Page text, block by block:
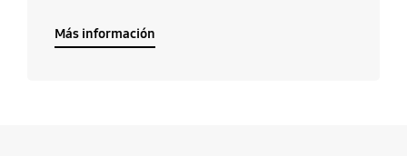
Más información